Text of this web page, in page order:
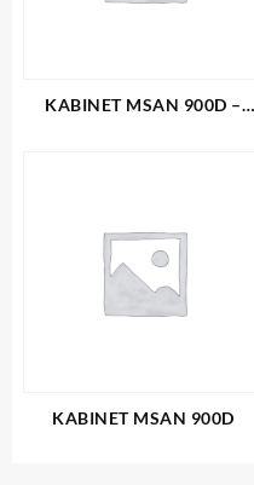
KABINET MSAN 900D –
KABINET MSAN 900D